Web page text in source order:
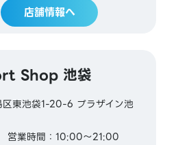
店舗情報へ
Shop 池袋
東池袋1-20-6 プラザイン池
営業時間：10:00～21:00